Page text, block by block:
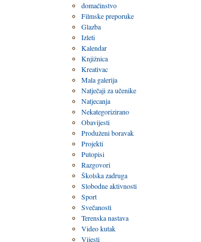
domaćinstvo
Filmske preporuke
Glazba
Izleti
Kalendar
Knjižnica
Kreativac
Mala galerija
Natječaji za učenike
Natjecanja
Nekategorizirano
Obavijesti
Produženi boravak
Projekti
Putopisi
Razgovori
Školska zadruga
Slobodne aktivnosti
Sport
Svečanosti
Terenska nastava
Video kutak
Vijesti